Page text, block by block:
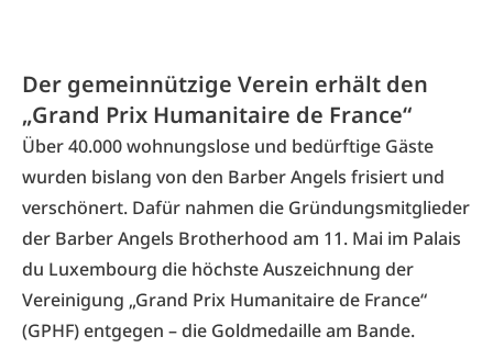
Der gemeinnützige Verein erhält den
„Grand Prix Humanitaire de France“
Über 40.000 wohnungslose und bedürftige Gäste
wurden bislang von den Barber Angels frisiert und
verschönert. Dafür nahmen die Gründungsmitglieder
der Barber Angels Brotherhood am 11. Mai im Palais
du Luxembourg die höchste Auszeichnung der
Vereinigung „Grand Prix Humanitaire de France“
(GPHF) entgegen – die Goldmedaille am Bande.